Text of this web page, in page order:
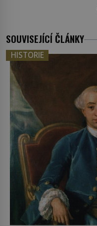
SOUVISEJÍCÍ ČLÁNKY
HISTORIE